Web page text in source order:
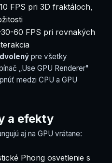
FPS pri 3D fraktáloch,
60 FPS pri rovnakých
pre všetky
„Use GPU Renderer"
medzi CPU a GPU
a efekty
aj na GPU vrátane:
Phong osvetlenie s